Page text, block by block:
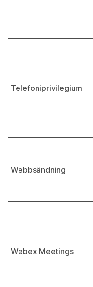
Telefoniprivilegium
Webbsändning
Webex Meetings